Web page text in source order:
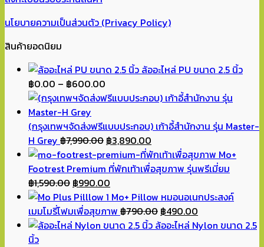
นโยบายความเป็นส่วนตัว (Privacy Policy)
สินค้ายอดนิยม
ล้ออะไหล่ PU ขนาด 2.5 นิ้ว
฿0.00 – ฿600.00
range:
through
฿600.00
(กรุงเทพฯจัดส่งฟรีแบบประกอบ) เก้าอี้สำนักงาน รุ่น Master-
H Grey ฿7,990.00 Original
price
was:
฿7,990.00.
฿3,890.00
price
is:
Mo+
Footrest Premium ที่พักเท้าเพื่อสุขภาพ รุ่นพรีเมี่ยม
฿1,590.00 Original
price
was:
฿1,590.00.
฿990.00
price
is:
฿990.00.
Mo+ Pillow หมอนอเนกประสงค์
เมมโมรี่โฟมเพื่อสุขภาพ ฿790.00 Original
price
฿490.00
price
ล้ออะไหล่ Nylon ขนาด 2.5
นิ้ว